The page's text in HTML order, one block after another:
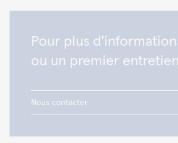
Pour plus
ou un premier
Nous contacter